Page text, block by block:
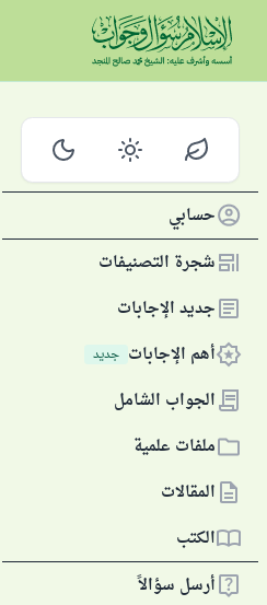
حسابي
شجرة التصنيفات
جديد الإجابات
أهم الإجابات جديد
الجواب الشامل
ملفات علمية
المقالات
الكتب
أرسل سؤالاً